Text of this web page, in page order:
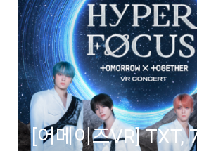
[어메이즈VR] TXT,